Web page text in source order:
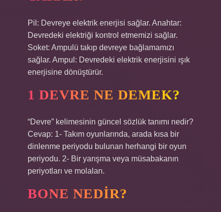
Pil: Devreye elektrik enerjisi sağlar. Anahtar:
Devredeki elektriği kontrol etmemizi sağlar.
Soket: Ampulü takıp devreye bağlamamızı
sağlar. Ampul: Devredeki elektrik enerjisini ışık
enerjisine dönüştürür.
1 DEVRE NE DEMEK?
“Devre” kelimesinin güncel sözlük tanımı nedir?
Cevap: 1- Takım oyunlarında, arada kısa bir
dinlenme periyodu bulunan herhangi bir oyun
periyodu. 2- Bir yarışma veya müsabakanın
periyotları ve molaları.
BONE NEDIR?